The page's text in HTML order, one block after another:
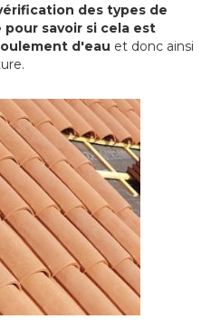
des types de
savoir si cela est
d'eau et donc ainsi